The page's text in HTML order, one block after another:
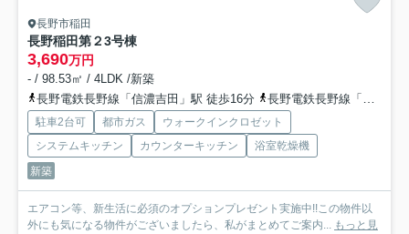
長野市稲田
長野稲田第２3号棟
3,690万円
- / 98.53㎡ / 4LDK /新築
長野電鉄長野線「信濃吉田」駅 徒歩16分
長野電鉄長野線「桐原」駅 徒歩17分
駐車2台可 都市ガス
ウォークインクロゼット
システムキッチン
カウンターキッチン
浴室乾燥機
新築
エアコン等、新生活に必須のオプションプレゼント実施中!!この物件以
外にも気になる物件がございましたら、私がまとめてご案内... もっと見